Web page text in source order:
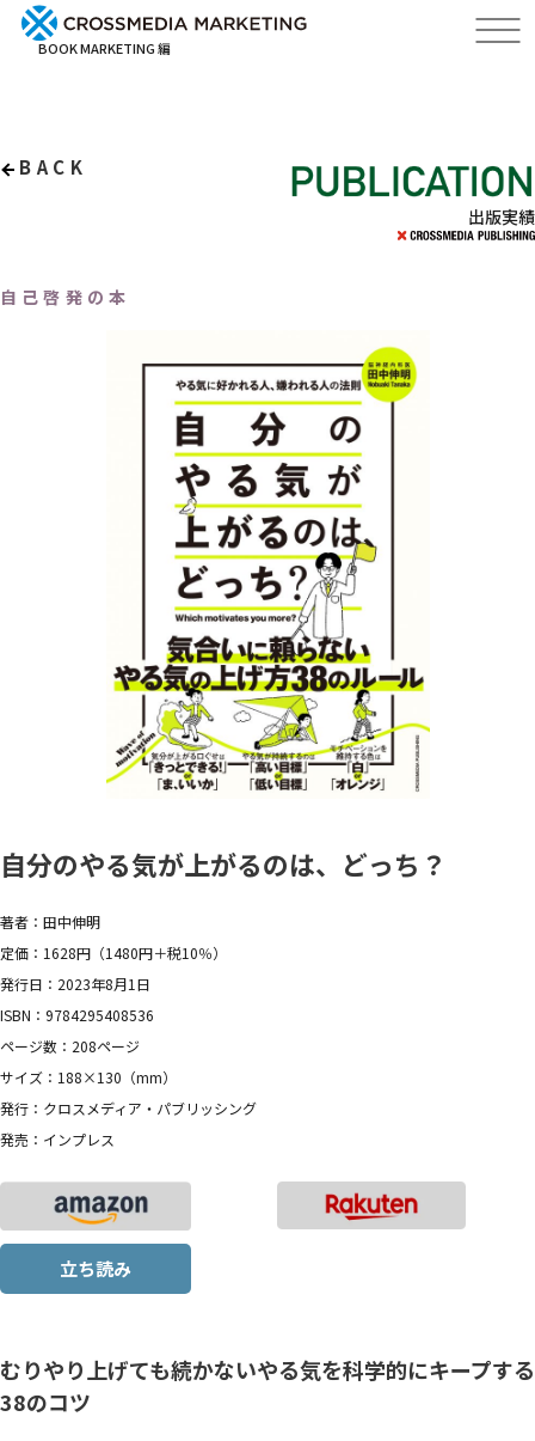
BOOK MARKETING 編
BACK
出版実績
自己啓発の本
自分のやる気が上がるのは、どっち？
著者：田中伸明
定価：1628円（1480円＋税10％）
発行日：2023年8月1日
ISBN：9784295408536
ページ数：208ページ
サイズ：188×130（mm）
発行：クロスメディア・パブリッシング
発売：インプレス
立ち読み
むりやり上げても続かないやる気を科学的にキープする
38のコツ